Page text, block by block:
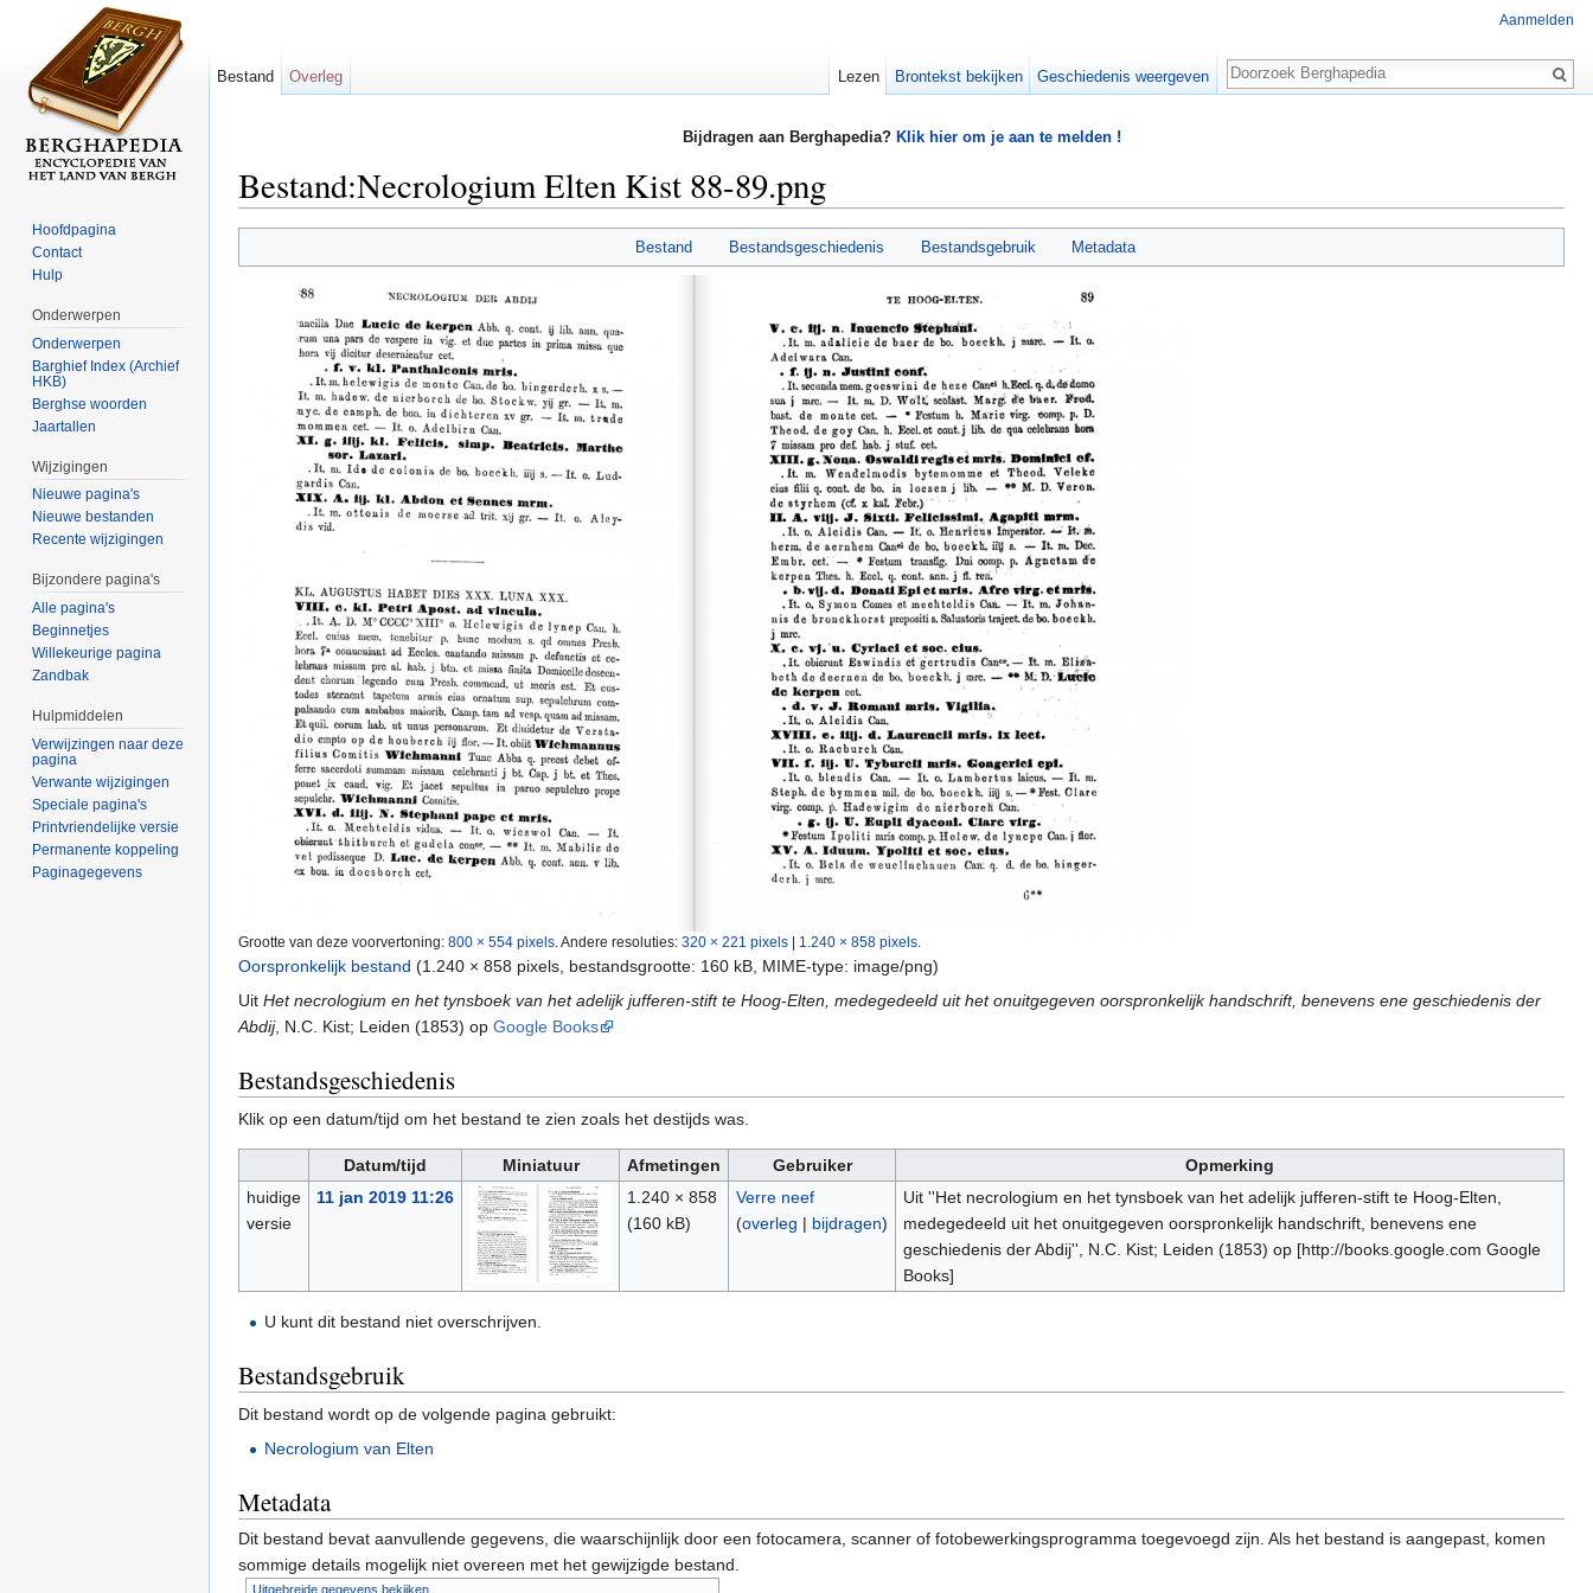
Bijdragen aan Berghapedia? Klik hier om je aan te melden !
Bestand:Necrologium Elten Kist 88-89.png
Bestand Bestandsgeschiedenis Bestandsgebruik Metadata
Grootte van deze voorvertoning: 800 × 554 pixels Andere resoluties: 320 × 221 pixels | 1.240 × 858 pixels
Oorspronkelijk bestand (1.240 × 858 pixels, bestandsgrootte: 160 kB, MIME-type: image/png)
Uit Het necrologium en het tynsboek van het adelijk jufferen-stift te Hoog-Elten, medegedeeld uit het onuitgegeven oorspronkelijk handschrift, benevens ene geschiedenis der
Abdij, N.C. Kist; Leiden (1853) op Google Books
Bestandsgeschiedenis
Klik op een datum/tijd om het bestand te zien zoals het destijds was.
Datum/tijd Miniatuur Afmetingen Gebruiker
Opmerking
huidige
versie
11 jan 2019 11:26
1.240 × 858
(160 kB)
Verre neef
(overleg | bijdragen)
Uit ''Het necrologium en het tynsboek van het adelijk jufferen-stift te Hoog-Elten,
medegedeeld uit het onuitgegeven oorspronkelijk handschrift, benevens ene
geschiedenis der Abdij'', N.C. Kist; Leiden (1853) op [http://books.google.com Google
Books]
U kunt dit bestand niet overschrijven.
Bestandsgebruik
Dit bestand wordt op de volgende pagina gebruikt:
Necrologium van Elten
Metadata
Dit bestand bevat aanvullende gegevens, die waarschijnlijk door een fotocamera, scanner of fotobewerkingsprogramma toegevoegd zijn. Als het bestand is aangepast, komen
sommige details mogelijk niet overeen met het gewijzigde bestand.
Uitgebreide gegevens bekijken
Aanmelden
Bestand Overleg Lezen Brontekst bekijken Geschiedenis weergeven
Zoeken
Hoofdpagina
Contact
Hulp
Onderwerpen
Onderwerpen
Barghief Index (Archief
HKB)
Berghse woorden
Jaartallen
Wijzigingen
Nieuwe pagina's
Nieuwe bestanden
Recente wijzigingen
Bijzondere pagina's
Alle pagina's
Beginnetjes
Willekeurige pagina
Zandbak
Hulpmiddelen
Verwijzingen naar deze
pagina
Verwante wijzigingen
Speciale pagina's
Printvriendelijke versie
Permanente koppeling
Paginagegevens